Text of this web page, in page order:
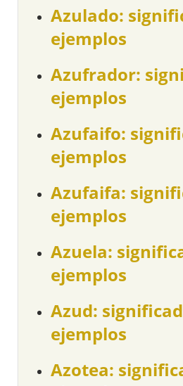
Azulado:
ejemplos
Azufrador:
ejemplos
Azufaifo:
ejemplos
Azufaifa:
ejemplos
Azuela:
ejemplos
Azud:
ejemplos
Azotea: